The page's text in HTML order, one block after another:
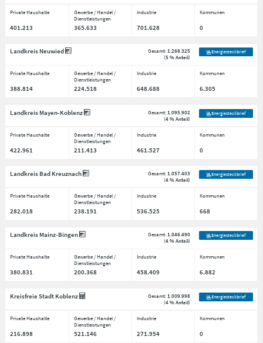
Private Haushalte
Gewerbe / Handel /
Dienstleistungen
Industrie Kommunen
401.213 365.633 701.628 0
Landkreis Neuwied Gesamt: 1.268.325
(5 % Anteil)
Energiesteckbrief
Private Haushalte
Gewerbe / Handel /
Dienstleistungen
Industrie Kommunen
388.814 224.518 648.688 6.305
Landkreis Mayen-Koblenz Gesamt: 1.095.902
(4 % Anteil)
Energiesteckbrief
Private Haushalte
Gewerbe / Handel /
Dienstleistungen
Industrie Kommunen
422.961 211.413 461.527 0
Landkreis Bad Kreuznach Gesamt: 1.057.403
(4 % Anteil)
Energiesteckbrief
Private Haushalte
Gewerbe / Handel /
Dienstleistungen
Industrie Kommunen
282.018 238.191 536.525 668
Landkreis Mainz-Bingen Gesamt:1.046.490
(4 % Anteil)
Energiesteckbrief
Private Haushalte
Gewerbe / Handel /
Dienstleistungen
Industrie Kommunen
380.831 200.368 458.409 6.882
Kreisfreie Stadt Koblenz Gesamt: 1.009.998
(4 % Anteil)
Energiesteckbrief
Private Haushalte
Gewerbe / Handel /
Dienstleistungen
Industrie Kommunen
216.898 521.146 271.954 0